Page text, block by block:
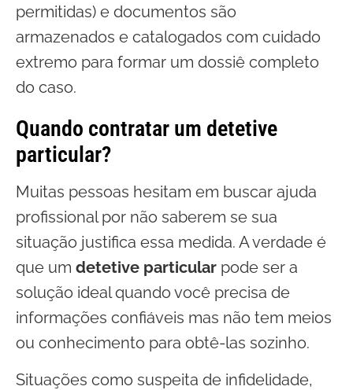
permitidas) e documentos são
armazenados e catalogados com cuidado
extremo para formar um dossiê completo
do caso.
Quando contratar um detetive
particular?
Muitas pessoas hesitam em buscar ajuda
profissional por não saberem se sua
situação justifica essa medida. A verdade é
que um detetive particular pode ser a
solução ideal quando você precisa de
informações confiáveis mas não tem meios
ou conhecimento para obtê-las sozinho.
Situações como suspeita de infidelidade,